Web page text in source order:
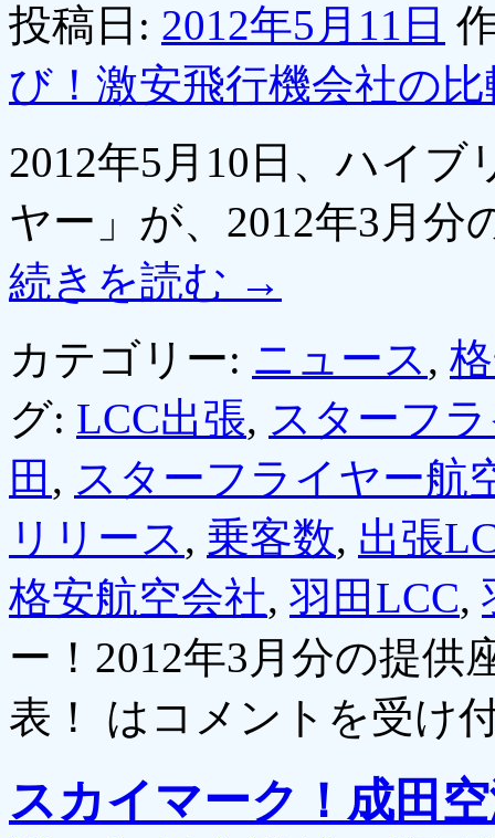
投稿日: 2012年5月11日
び！激安飛行機会社の
2012年5月10日、ハイ
ヤー」が、2012年3月分
続きを読む →
カテゴリー: ニュース,
グ: LCC出張, スターフ
田 , スターフライヤー航
リリース, 乗客数, 出張
格安航空会社, 羽田LCC,
ー！2012年3月分の提供
表！ は コメントを受け
スカイマーク！成田